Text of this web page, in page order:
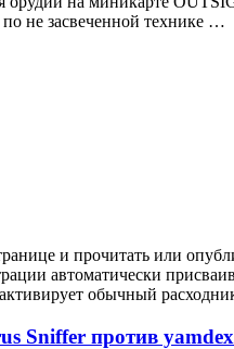
не засвеченной технике …
и прочитать или
автоматически
обычный
Sniffer против